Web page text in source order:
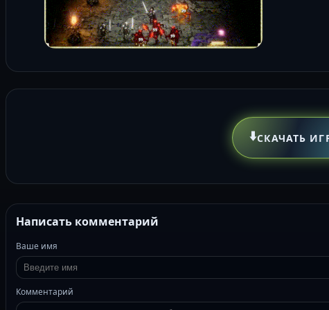
⬇️СКАЧАТЬ
Написать комментарий
Ваше имя
Комментарий